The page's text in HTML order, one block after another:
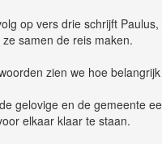
op vers drie schrijft
samen de reis maken.
zien we hoe
gelovige en de gemeente
elkaar klaar te staan.